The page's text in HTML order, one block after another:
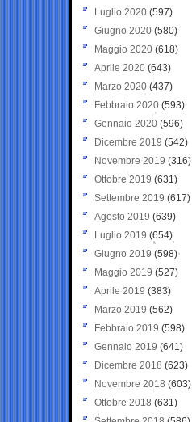
Luglio 2020 (597)
Giugno 2020 (580)
Maggio 2020 (618)
Aprile 2020 (643)
Marzo 2020 (437)
Febbraio 2020 (593)
Gennaio 2020 (596)
Dicembre 2019 (542)
Novembre 2019 (316)
Ottobre 2019 (631)
Settembre 2019 (617)
Agosto 2019 (639)
Luglio 2019 (654)
Giugno 2019 (598)
Maggio 2019 (527)
Aprile 2019 (383)
Marzo 2019 (562)
Febbraio 2019 (598)
Gennaio 2019 (641)
Dicembre 2018 (623)
Novembre 2018 (603)
Ottobre 2018 (631)